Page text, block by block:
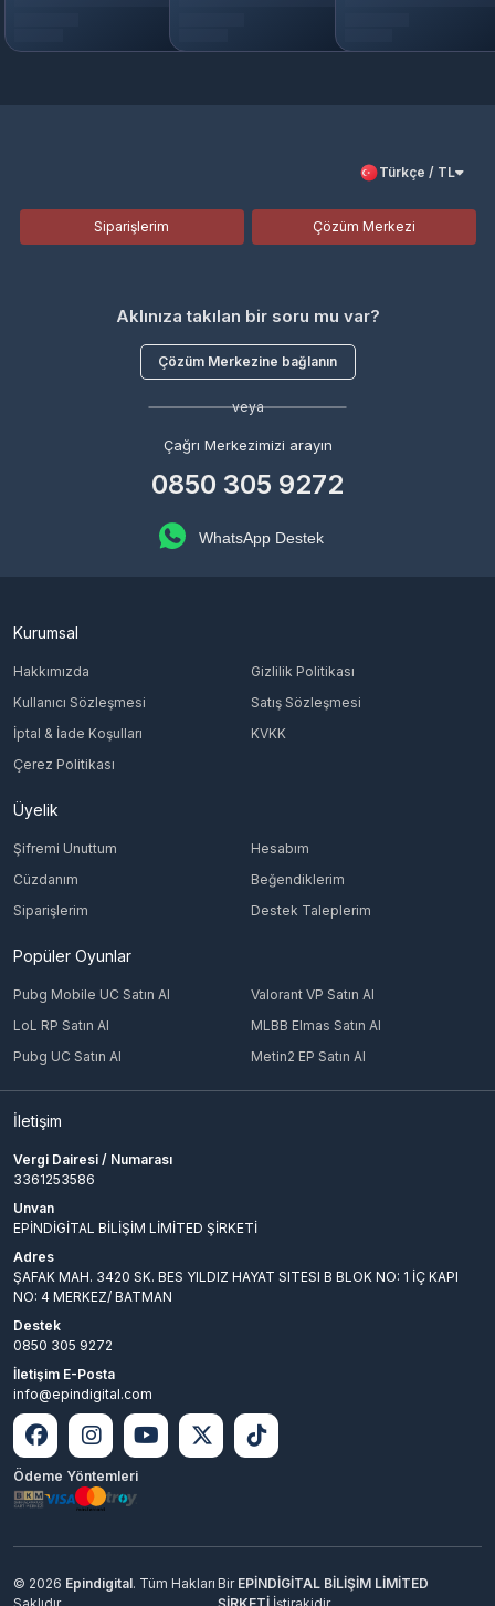
Türkçe / TL
Siparişlerim Çözüm Merkezi
Aklınıza takılan bir soru mu var?
Çözüm Merkezine bağlanın
veya
Çağrı Merkezimizi arayın
0850 305 9272
WhatsApp Destek
Kurumsal
Hakkımızda
Gizlilik Politikası
Kullanıcı Sözleşmesi
Satış Sözleşmesi
İptal & İade Koşulları
KVKK
Çerez Politikası
Üyelik
Şifremi Unuttum
Hesabım
Cüzdanım
Beğendiklerim
Siparişlerim
Destek Taleplerim
Popüler Oyunlar
Pubg Mobile UC Satın Al
Valorant VP Satın Al
LoL RP Satın Al
MLBB Elmas Satın Al
Pubg UC Satın Al
Metin2 EP Satın Al
İletişim
Vergi Dairesi / Numarası
3361253586
Unvan
EPİNDİGİTAL BİLİŞİM LİMİTED ŞİRKETİ
Adres
ŞAFAK MAH. 3420 SK. BES YILDIZ HAYAT SITESI B BLOK NO: 1 İÇ KAPI
NO: 4 MERKEZ/ BATMAN
Destek
0850 305 9272
İletişim E-Posta
info@epindigital.com
Ödeme Yöntemleri
© 2026 Epindigital. Tüm Hakları Bir EPİNDİGİTAL BİLİŞİM LİMİTED